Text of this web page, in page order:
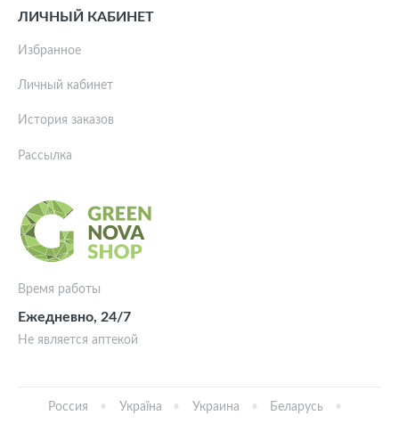
Время работы
Ежедневно, 24/7
Не является аптекой
ЛИЧНЫЙ КАБИНЕТ
Избранное
Личный кабинет
История заказов
Рассылка
Россия Україна Украина Беларусь